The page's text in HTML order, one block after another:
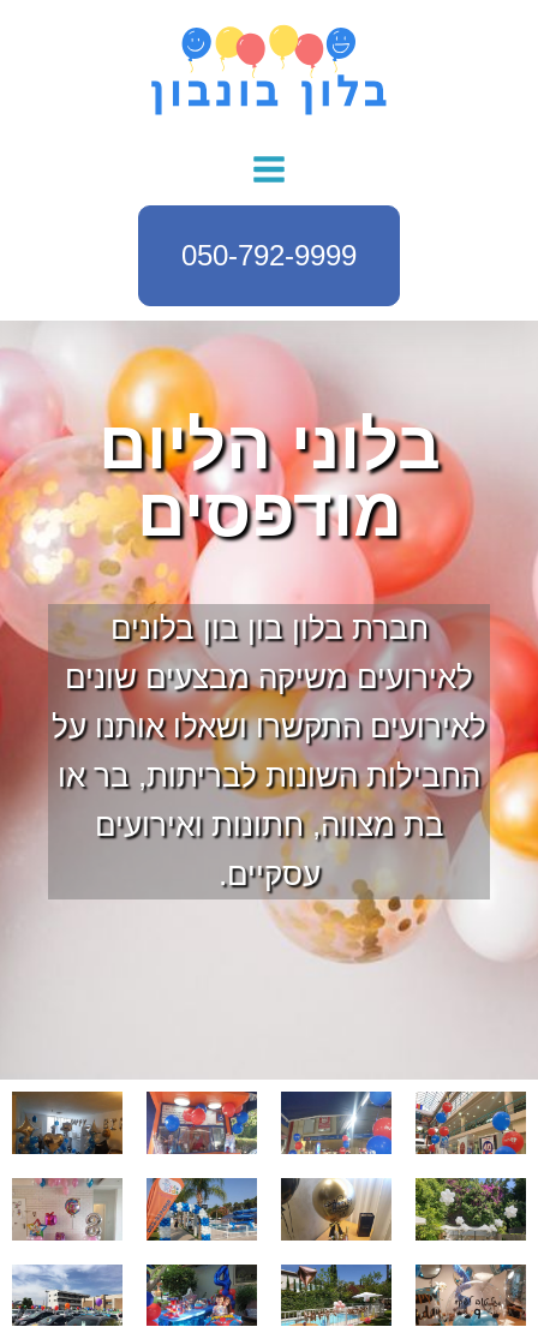
050-792-9999
בלוני הליום
מודפסים
חברת בלון בון בון בלונים
לאירועים משיקה מבצעים שונים
לאירועים התקשרו ושאלו אותנו על
החבילות השונות לבריתות, בר או
בת מצווה, חתונות ואירועים
עסקיים.